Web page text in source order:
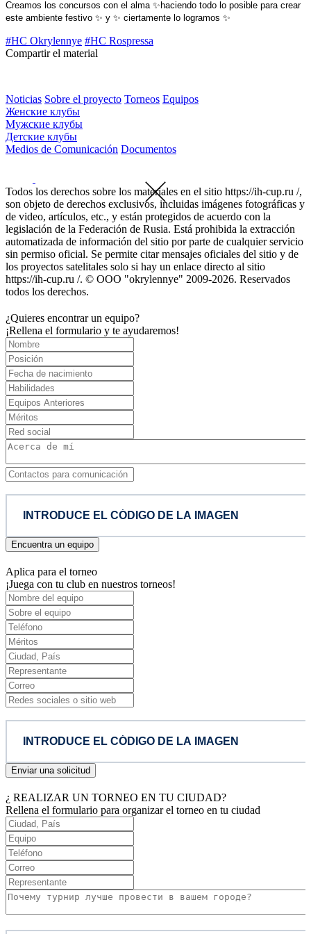
Creamos los concursos con el alma ✨haciendo todo lo posible para crear
este ambiente festivo ✨ y ✨ ciertamente lo logramos ✨
#HC Okrylennye #HC Rospressa
Compartir el material
Noticias Sobre el proyecto Torneos Equipos
Женские клубы
Мужские клубы
Детские клубы
Medios de Comunicación Documentos
Todos los derechos sobre los materiales en el sitio https://ih-cup.ru /,
son objeto de derechos exclusivos, incluidas imágenes fotográficas y
de video, artículos, etc., y están protegidos de acuerdo con la
legislación de la Federación de Rusia. Está prohibida la extracción
automatizada de información del sitio por parte de cualquier servicio
sin permiso oficial. Se permite citar mensajes oficiales del sitio y de
los proyectos satelitales solo si hay un enlace directo al sitio
https://ih-cup.ru /. © OOO "okrylennye" 2009-2026. Reservados
todos los derechos.
¿Quieres encontrar un equipo?
¡Rellena el formulario y te ayudaremos!
Encuentra un equipo
Aplica para el torneo
¡Juega con tu club en nuestros torneos!
Enviar una solicitud
¿ REALIZAR UN TORNEO EN TU CIUDAD?
Rellena el formulario para organizar el torneo en tu ciudad